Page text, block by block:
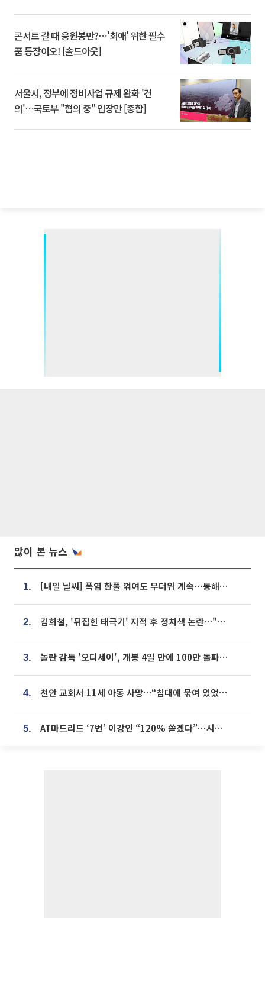
콘서트 갈 때 응원봉만?⋯'최애' 위한 필수
품 등장이오! [솔드아웃]
서울시, 정부에 정비사업 규제 완화 '건
의'⋯국토부 "협의 중" 입장만 [종합]
많이 본 뉴스
1. [내일 날씨] 폭염 한풀 꺾여도 무더위 계속⋯동해안 이틀 연속 비
2. 김희철, '뒤집힌 태극기' 지적 후 정치색 논란…"좌우 떠나 우리나라 국기"
3. 놀란 감독 '오디세이', 개봉 4일 만에 100만 돌파⋯'왕사남' 보다 빠르다
4. 천안 교회서 11세 아동 사망…“침대에 묶여 있었다” 진술 확보
5. AT마드리드 ‘7번’ 이강인 “120% 쏟겠다”⋯시메오네 감독 “필요한 선수”